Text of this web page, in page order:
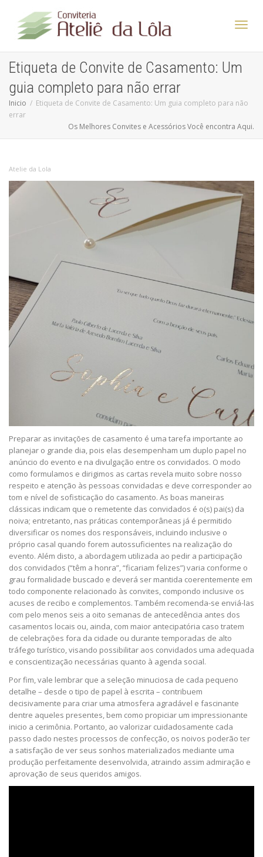
Etiqueta de Convite de Casamento: Um
guia completo para não errar
Inicio
Etiqueta de Convite de Casamento: Um guia completo para não
errar
Os Melhores Convites e Acessórios Você encontra Aqui.
Atelie da Lola
Preparar as invitações de casamento é uma tarefa importante ao
planejar o grande dia, pois elas desempenham um duplo papel no
anúncio do evento e na divulgação entre os convidados. O modo
como formulamos e dirigimos as cartas revela muito sobre nosso
respeito e atenção às pessoas convidadas e deve corresponder ao
tom e nível de sofisticação do casamento. As boas maneiras
clássicas indicam que o remetente das convidados é o(s) pai(s) da
noiva; entretanto, nas práticas contemporâneas já é permitido
diversificar os nomes dos responsáveis, incluindo inclusive o
próprio casal quando forem autossuficientes na realização do
evento. Além disto, a abordagem utilizada ao pedir a participação
dos convidados (“têm a honra”, “ficariam felizes”) varia conforme o
grau formalidade buscado e deverá ser mantida coerentemente em
todo componente relacionado às convites, compondo inclusive os
acuses de recibo e complementos. Também recomenda-se enviá-las
com pelo menos seis a oito semanas de antecedência antes dos
casamentos locais ou, ainda, com maior antecipatória caso tratem
de celebrações fora da cidade ou durante temporadas de alto
tráfego turístico, visando possibilitar aos convidados uma adequada
e conscientização necessárias quanto à agenda social.
Por fim, vale lembrar que a seleção minuciosa de cada pequeno
detalhe – desde o tipo de papel à escrita – contribuem
decisivamente para criar uma atmosfera agradável e fascinante
dentre aqueles presentes, bem como propiciar um impressionante
inicio a cerimônia. Portanto, ao valorizar cuidadosamente cada
passo dado nestes processos de confecção, os noivos poderão ter
a satisfação de ver seus sonhos materializados mediante uma
produção perfeitamente desenvolvida, atraindo assim admiração e
aprovação de seus queridos amigos.